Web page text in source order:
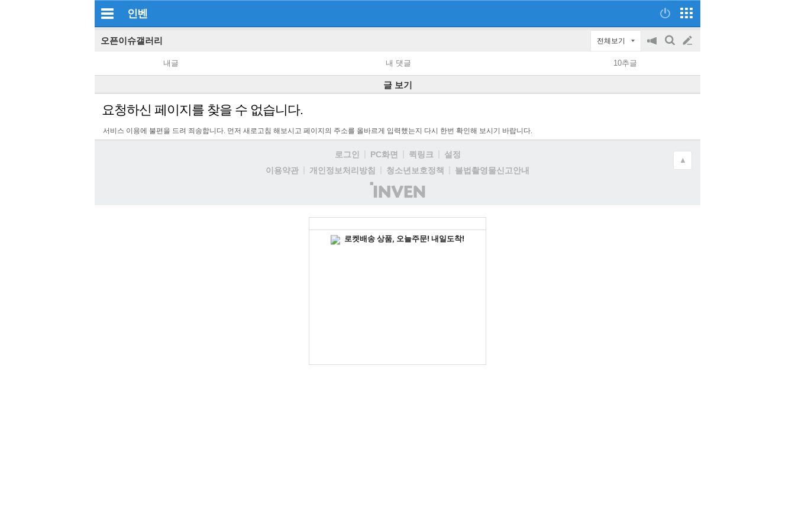
인벤
오픈이슈갤러리 전체보기
공
on/off
검
글
쓰
기
내글 내 댓글 10추글
글 보기
요청하신 페이지를 찾을 수 없습니다.
서비스 이용에 불편을 드려 죄송합니다. 먼저 새로고침 해보시고 페이지의 주소를 올바르게 입력했는지 다시 한번 확인해 보시기 바랍니다.
로그인 PC화면 퀵링크
설정
이용약관
개인정보처리방침 청소년보호정책
불법촬영물신고안내
(주)
인
▲